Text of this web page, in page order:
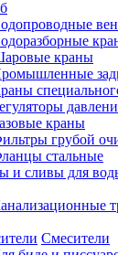
краны
краны
грубой
стальные
Смесители